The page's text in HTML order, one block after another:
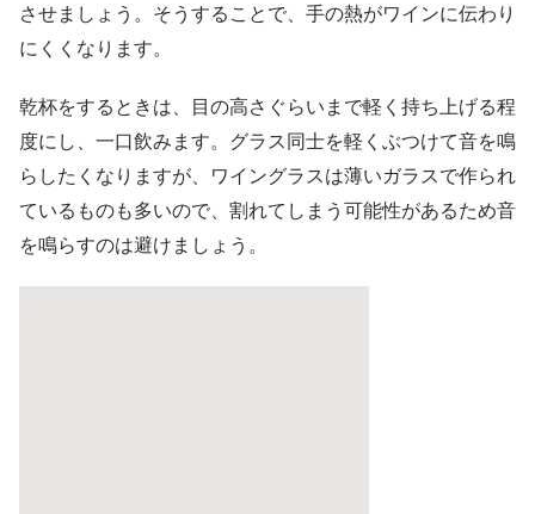
させましょう。そうすることで、手の熱がワインに伝わり
にくくなります。
乾杯をするときは、目の高さぐらいまで軽く持ち上げる程
度にし、一口飲みます。グラス同士を軽くぶつけて音を鳴
らしたくなりますが、ワイングラスは薄いガラスで作られ
ているものも多いので、割れてしまう可能性があるため音
を鳴らすのは避けましょう。